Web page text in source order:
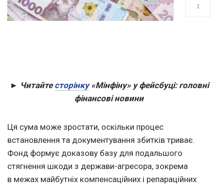
1
► Читайте сторінку«Мінфіну» у фейсбуці: головні
фінансові новини
Ця сума може зростати, оскільки процес
встановлення та документування збитків триває.
Фонд формує доказову базу для подальшого
стягнення шкоди з держави-агресора, зокрема
в межах майбутніх компенсаційних і репараційних